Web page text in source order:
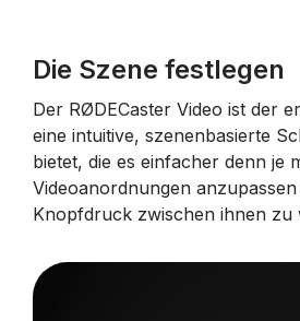
Die Szene festlegen
Der RØDECaster Video ist der
eine intuitive, szenenbasierte
bietet, die es einfacher denn je
Videoanordnungen
Knopfdruck zwischen ihnen zu